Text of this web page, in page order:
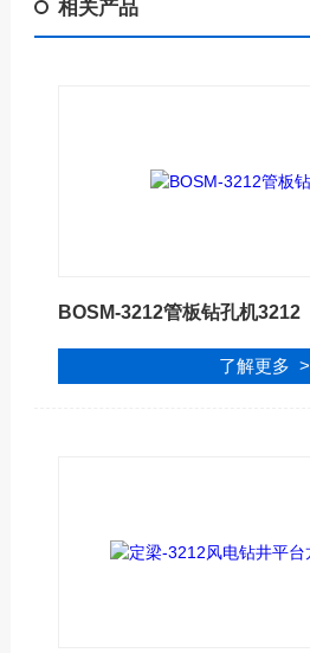
相关产品
BOSM-3212管板钻孔机3212
了解更多 >